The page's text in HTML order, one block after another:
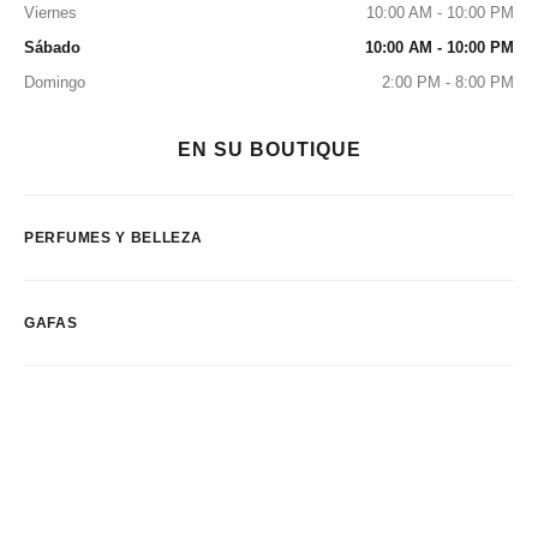
Viernes
10:00 AM - 10:00 PM
Sábado
10:00 AM - 10:00 PM
Domingo
2:00 PM - 8:00 PM
EN SU BOUTIQUE
PERFUMES Y BELLEZA
GAFAS